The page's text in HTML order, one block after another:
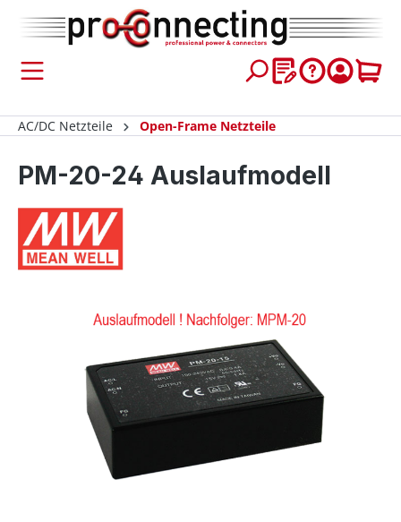
springen
AC/DC Netzteile Open-Frame Netzteile
PM-20-24 Auslaufmodell